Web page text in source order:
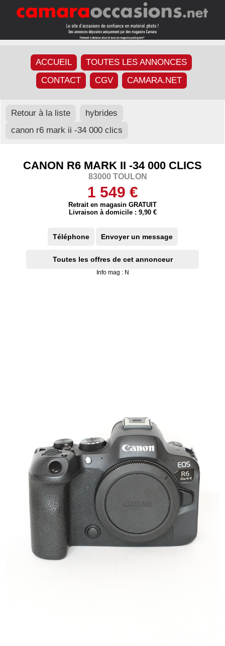
ACCUEIL
TOUTES LES ANNONCES
CONTACT
CGV CAMARA.NET
Retour à la liste
hybrides
canon r6 mark ii -34 000 clics
CANON R6 MARK II -34 000 CLICS
83000 TOULON
1 549 €
Retrait en magasin GRATUIT
Livraison à domicile : 9,90 €
Téléphone Envoyer un message
Toutes les offres de cet annonceur
Info mag : N